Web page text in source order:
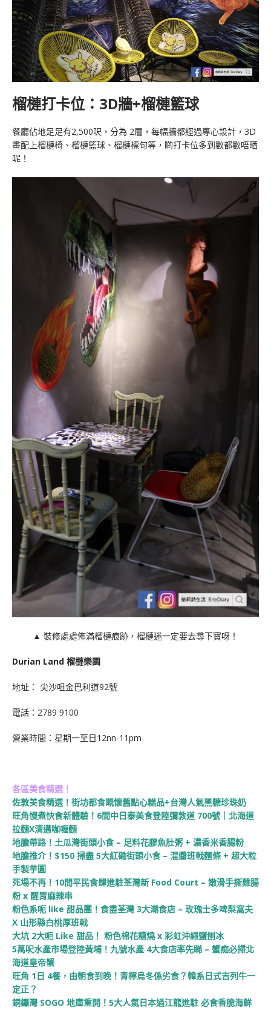
榴槤打卡位：3D牆+榴槤籃球
餐廳佔地足足有2,500呎，分為 2層，每幅牆都經過專心設計，3D
畫配上榴槤椅、榴槤籃球、榴槤標句等，啲打卡位多到數都數唔晒
呢！
▲ 裝修處處佈滿榴槤痕跡，榴槤迷一定要去尋下寶呀！
Durian Land 榴槤樂園
地址： 尖沙咀金巴利道92號
電話：2789 9100
營業時間：星期一至日12nn-11pm
各區美食精選！
佐敦美食精選！街坊都食嘅懷舊點心糕品+台灣人氣黑糖珍珠奶
旺角慢煮快食新體驗！6間中日泰美食登陸彌敦道 700號｜北海道
拉麵X清邁咖喱麵
地膽帶路！土瓜灣街頭小食 – 足料花膠魚肚粥 + 濃香米香腸粉
地膽推介！$150 掃盡 5大紅磡街頭小食 – 混醬班戟麵條 + 超大粒
手製芋圓
死場不再！10間平民食肆進駐荃灣新 Food Court – 嫩滑手撕雞腸
粉 x 醒胃麻辣串
粉色系呃 like 甜品團！食盡荃灣 3大潮食店 – 玫瑰士多啤梨窩夫
X 山形縣白桃厚班戟
大坑 2大呃 Like 甜品！ 粉色棉花糖燒 x 彩虹沖繩鹽刨冰
5萬呎水產市場登陸黃埔！九號水產 4大食店率先睇 – 蟹痴必掃北
海道皇帝蟹
旺角 1日 4餐，由朝食到晚！青檸烏冬係劣食？韓系日式吉列牛一
定正？
銅鑼灣 SOGO 地庫重開！5大人氣日本過江龍進駐 必食香脆海鮮